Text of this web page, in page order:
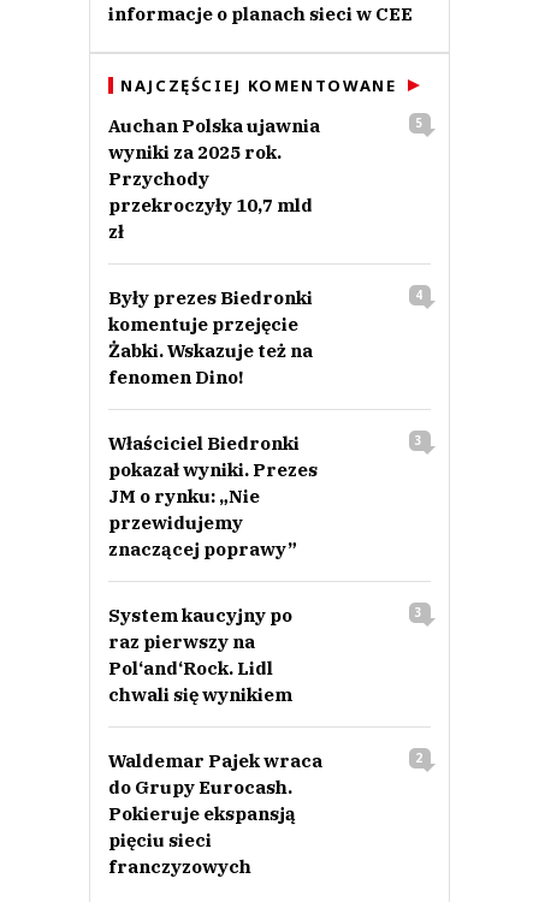
informacje o planach sieci w CEE
NAJCZĘŚCIEJ KOMENTOWANE
Auchan Polska ujawnia
wyniki za 2025 rok.
Przychody
przekroczyły 10,7 mld
zł
5
Były prezes Biedronki
komentuje przejęcie
Żabki. Wskazuje też na
fenomen Dino!
4
Właściciel Biedronki
pokazał wyniki. Prezes
JM o rynku: „Nie
przewidujemy
znaczącej poprawy”
3
System kaucyjny po
raz pierwszy na
Pol‘and‘Rock. Lidl
chwali się wynikiem
3
Waldemar Pajek wraca
do Grupy Eurocash.
Pokieruje ekspansją
pięciu sieci
franczyzowych
2